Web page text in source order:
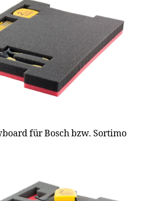
für Bosch bzw. Sortimo